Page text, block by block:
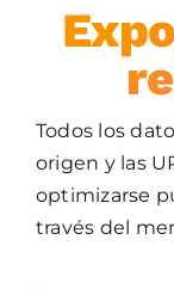
Todos los
origen y las
optimizarse
través del